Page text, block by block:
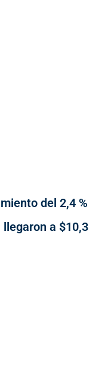
del 2,4 %
a $10,3